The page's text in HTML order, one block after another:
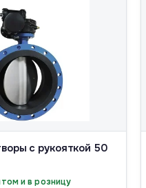
с рукояткой 50
и в розницу